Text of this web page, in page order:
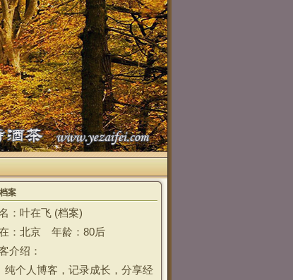
案
：叶在飞 (档案)
：北京 年龄：80后
介绍：
个人博客，记录成长，分享经